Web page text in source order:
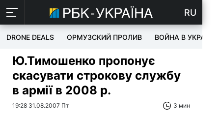
RU
DRONE DEALS ОРМУЗСКИЙ ПРОЛИВ ВОЙНА В УКРАИНЕ
Ю.Тимошенко пропонує
скасувати строкову службу
в армії в 2008 р.
19:28 31.08.2007 Пт 3 мин